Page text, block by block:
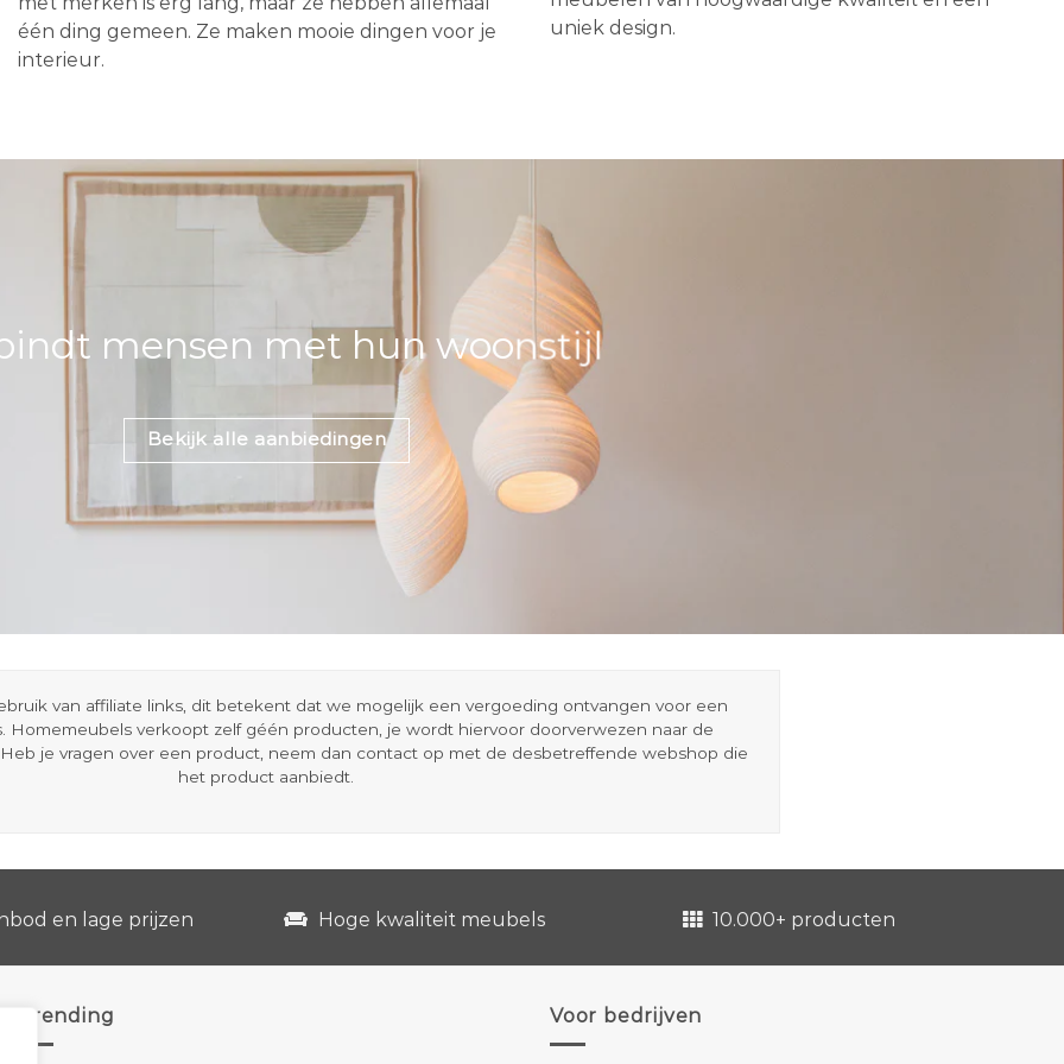
één ding gemeen. Ze maken mooie dingen voor je
interieur.
uniek design.
mensen met hun woonstijl
Bekijk alle aanbiedingen
van affiliate links, dit betekent dat we mogelijk een vergoeding ontvangen voor een
Homemeubels verkoopt zelf géén producten, je wordt hiervoor doorverwezen naar de
je vragen over een product, neem dan contact op met de desbetreffende webshop die
het product aanbiedt.
en lage prijzen Hoge kwaliteit meubels 10.000+ producten
Trending Voor bedrijven